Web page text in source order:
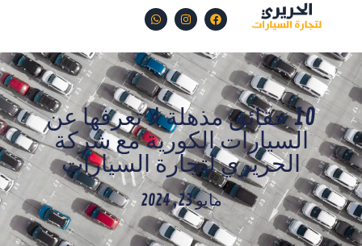
10 حقائق مذهلة لا تعرفها عن
السيارات الكورية مع شركة
الحريري لتجارة السيارات
مايو 23, 2024